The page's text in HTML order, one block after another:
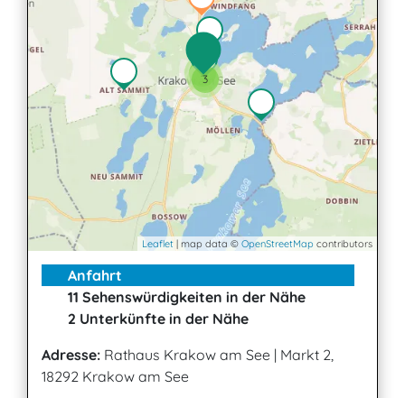
23
Leaflet | map data © OpenStreetMap contributors
Anfahrt
11 Sehenswürdigkeiten in der Nähe
2 Unterkünfte in der Nähe
Adresse: Rathaus Krakow am See | Markt 2,
18292 Krakow am See